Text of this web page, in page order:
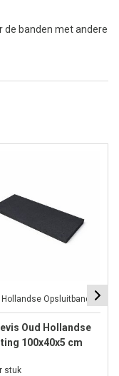
de banden met andere
Hollandse Opsluitband
Oud Hollandse
100x40x5 cm
stuk